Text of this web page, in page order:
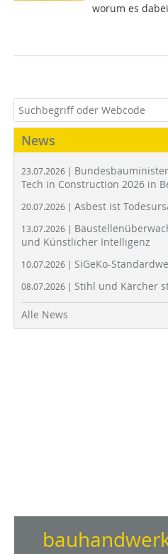
worum es
News
23.07.2026 |
Tech in Construction 2026 in
20.07.2026 | Asbest ist
13.07.2026 |
und Künstlicher Intelligenz
10.07.2026 | SiGeKo-
08.07.2026 | Stihl und Kärcher
Alle News